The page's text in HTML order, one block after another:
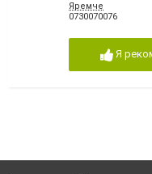
Яремче
0730070076
Я